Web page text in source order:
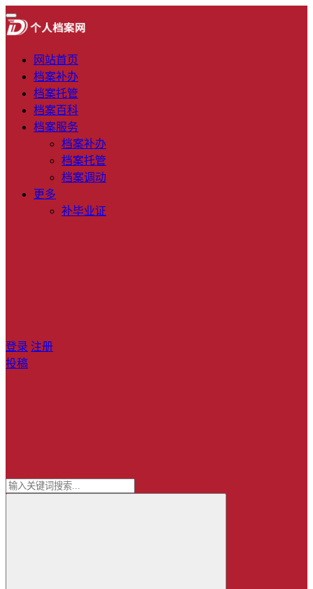
网站首页
档案补办
档案托管
档案百科
档案服务
档案补办
档案托管
档案调动
更多
补毕业证
登录 注册
投稿